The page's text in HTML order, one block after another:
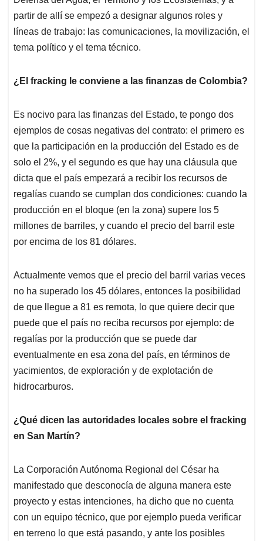
partir de allí se empezó a designar algunos roles y
líneas de trabajo: las comunicaciones, la movilización, el
tema político y el tema técnico.
¿El fracking le conviene a las finanzas de Colombia?
Es nocivo para las finanzas del Estado, te pongo dos
ejemplos de cosas negativas del contrato: el primero es
que la participación en la producción del Estado es de
solo el 2%, y el segundo es que hay una cláusula que
dicta que el país empezará a recibir los recursos de
regalías cuando se cumplan dos condiciones: cuando la
producción en el bloque (en la zona) supere los 5
millones de barriles, y cuando el precio del barril este
por encima de los 81 dólares.
Actualmente vemos que el precio del barril varias veces
no ha superado los 45 dólares, entonces la posibilidad
de que llegue a 81 es remota, lo que quiere decir que
puede que el país no reciba recursos por ejemplo: de
regalías por la producción que se puede dar
eventualmente en esa zona del país, en términos de
yacimientos, de exploración y de explotación de
hidrocarburos.
¿Qué dicen las autoridades locales sobre el fracking
en San Martín?
La Corporación Autónoma Regional del César ha
manifestado que desconocía de alguna manera este
proyecto y estas intenciones, ha dicho que no cuenta
con un equipo técnico, que por ejemplo pueda verificar
en terreno lo que está pasando, y ante los posibles